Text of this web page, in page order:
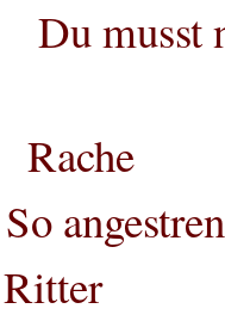
Du musst
Rache
So
Ritter